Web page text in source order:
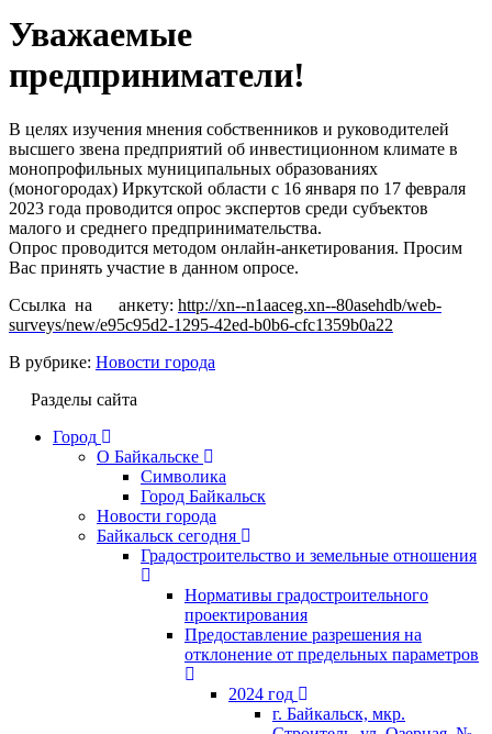
Уважаемые
предприниматели!
В целях изучения мнения собственников и руководителей
высшего звена предприятий об инвестиционном климате в
монопрофильных муниципальных образованиях
(моногородах) Иркутской области с 16 января по 17 февраля
2023 года проводится опрос экспертов среди субъектов
малого и среднего предпринимательства.
Опрос проводится методом онлайн-анкетирования. Просим
Вас принять участие в данном опросе.
Ссылка на анкету: http://xn--n1aaceg.xn--80asehdb/web-
surveys/new/e95c95d2-1295-42ed-b0b6-cfc1359b0a22
В рубрике: Новости города
Разделы сайта
Город
О Байкальске
Символика
Город Байкальск
Новости города
Байкальск сегодня
Градостроительство и земельные отношения
Нормативы градостроительного
проектирования
Предоставление разрешения на
отклонение от предельных параметров
2024 год
г. Байкальск, мкр.